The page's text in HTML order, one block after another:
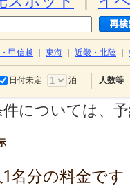
甲信越 東海 近畿・北陸
日付未定 泊 人数等
については、
名分の料金で